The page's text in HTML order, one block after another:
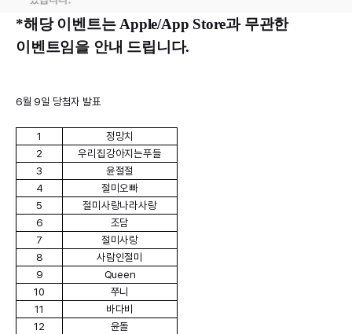
*해당 이벤트는 Apple/App Store과 무관한
이벤트임을 안내 드립니다.
6월 9일 당첨자 발표
1
정망치
2
우리집강아지는푸들
3
윤절절
4
절미오빠
5
절미사랑나라사랑
6
조담
7
절미사랑
8
사람인절미
9
Queen
10
쭈니
11
바다비
12
윤돌